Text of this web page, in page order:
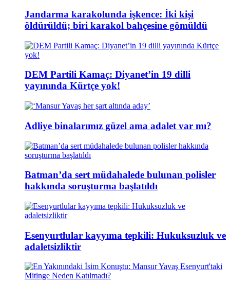
Jandarma karakolunda işkence: İki kişi
öldürüldü; biri karakol bahçesine gömüldü
DEM Partili Kamaç: Diyanet’in 19 dilli
yayınında Kürtçe yok!
Adliye binalarımız güzel ama adalet var mı?
Batman’da sert müdahalede bulunan polisler
hakkında soruşturma başlatıldı
Esenyurtlular kayyıma tepkili: Hukuksuzluk ve
adaletsizliktir